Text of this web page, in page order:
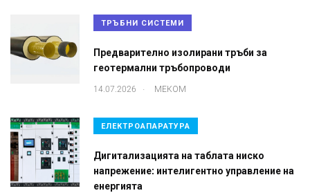
ТРЪБНИ СИСТЕМИ
Предварително изолирани тръби за
геотермални тръбопроводи
14.07.2026 . МЕКОМ
ЕЛЕКТРОАПАРАТУРА
Дигитализацията на таблата ниско
напрежение: интелигентно управление на
енергията